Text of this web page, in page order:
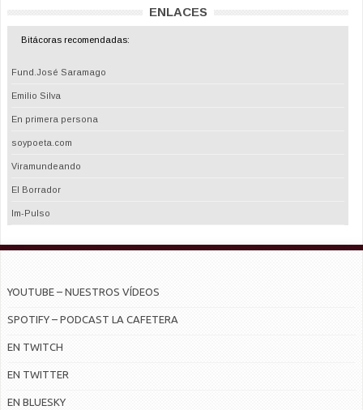
ENLACES
Bitácoras recomendadas:
Fund.José Saramago
Emilio Silva
En primera persona
soypoeta.com
Viramundeando
El Borrador
Im-Pulso
YOUTUBE – NUESTROS VÍDEOS
SPOTIFY – PODCAST LA CAFETERA
EN TWITCH
EN TWITTER
EN BLUESKY